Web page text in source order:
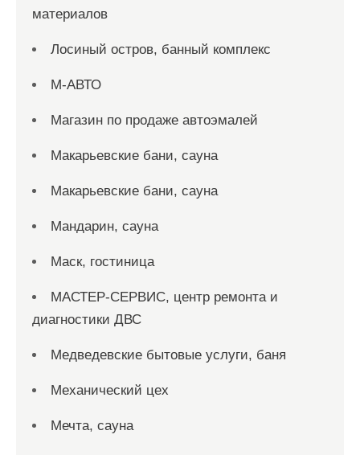
материалов
Лосиный остров, банный комплекс
М-АВТО
Магазин по продаже автоэмалей
Макарьевские бани, сауна
Макарьевские бани, сауна
Мандарин, сауна
Маск, гостиница
МАСТЕР-СЕРВИС, центр ремонта и
диагностики ДВС
Медведевские бытовые услуги, баня
Механический цех
Мечта, сауна